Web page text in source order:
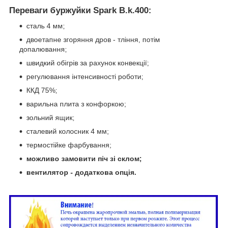
Переваги буржуйки Spark B.k.400:
сталь 4 мм;
двоетапне згоряння дров - тління, потім
допалювання;
швидкий обігрів за рахунок конвекції;
регулювання інтенсивності роботи;
ККД 75%;
варильна плита з конфоркою;
зольний ящик;
сталевий колосник 4 мм;
термостійке фарбування;
можливо замовити піч зі склом;
вентилятор - додаткова опція.